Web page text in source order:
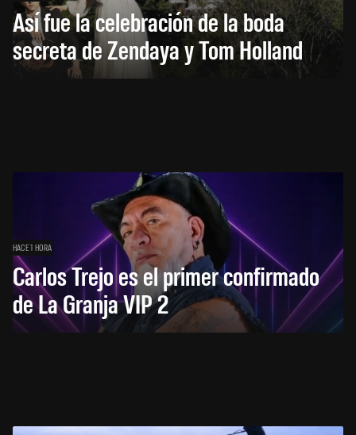
Así fue la celebración de la boda
secreta de Zendaya y Tom Holland
HACE 1 HORA
Carlos Trejo es el primer confirmado
de La Granja VIP 2